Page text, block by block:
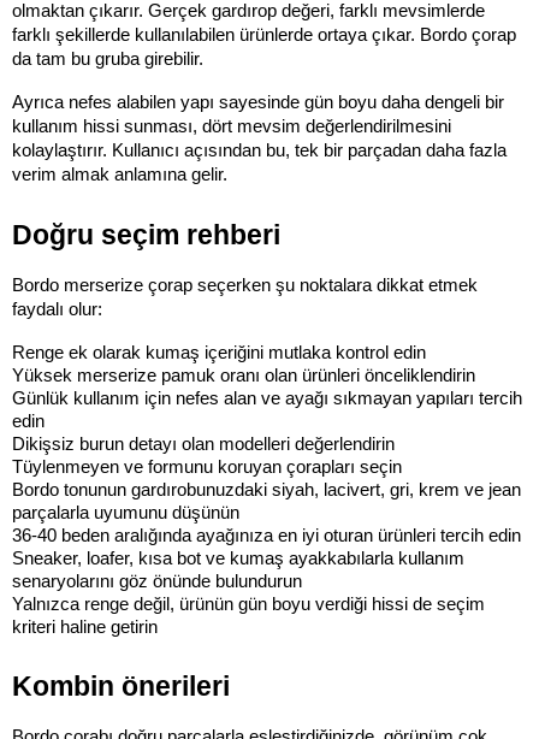
olmaktan çıkarır. Gerçek gardırop değeri, farklı mevsimlerde
farklı şekillerde kullanılabilen ürünlerde ortaya çıkar. Bordo çorap
da tam bu gruba girebilir.
Ayrıca nefes alabilen yapı sayesinde gün boyu daha dengeli bir
kullanım hissi sunması, dört mevsim değerlendirilmesini
kolaylaştırır. Kullanıcı açısından bu, tek bir parçadan daha fazla
verim almak anlamına gelir.
Doğru seçim rehberi
Bordo merserize çorap seçerken şu noktalara dikkat etmek
faydalı olur:
Renge ek olarak kumaş içeriğini mutlaka kontrol edin
Yüksek merserize pamuk oranı olan ürünleri önceliklendirin
Günlük kullanım için nefes alan ve ayağı sıkmayan yapıları tercih
edin
Dikişsiz burun detayı olan modelleri değerlendirin
Tüylenmeyen ve formunu koruyan çorapları seçin
Bordo tonunun gardırobunuzdaki siyah, lacivert, gri, krem ve jean
parçalarla uyumunu düşünün
36-40 beden aralığında ayağınıza en iyi oturan ürünleri tercih edin
Sneaker, loafer, kısa bot ve kumaş ayakkabılarla kullanım
senaryolarını göz önünde bulundurun
Yalnızca renge değil, ürünün gün boyu verdiği hissi de seçim
kriteri haline getirin
Kombin önerileri